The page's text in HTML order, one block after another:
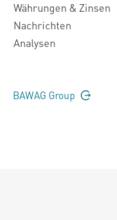
Währungen & Zinsen
Nachrichten
Analysen
BAWAG Group